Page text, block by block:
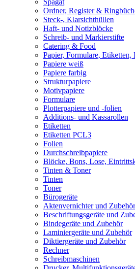
Spagat
Ordner, Register &
Steck-, Klarsichthüllen
Haft- und Notizblöcke
Schreib- und Markierstifte
Catering & Food
Papier, Formulare, Etiketten,
Papiere weiß
Papiere farbig
Strukturpapiere
Motivpapiere
Formulare
Plotterpapiere und -folien
Additions- und Kassarollen
Etiketten
Etiketten PCL3
Folien
Durchschreibpapiere
Blöcke, Bons, Lose,
Tinten & Toner
Tinten
Toner
Bürogeräte
Aktenvernichter und Zubehör
Beschriftungsgeräte und
Bindegeräte und Zubehör
Laminiergeräte und Zubehör
Diktiergeräte und Zubehör
Rechner
Schreibmaschinen